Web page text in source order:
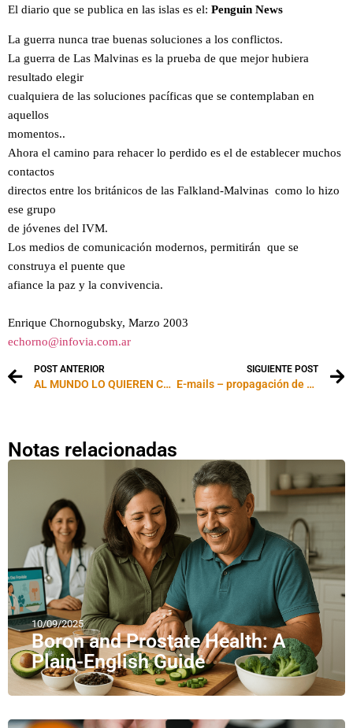
El diario que se publica en las islas es el: Penguin News
La guerra nunca trae buenas soluciones a los conflictos.
La guerra de Las Malvinas es la prueba de que mejor hubiera
resultado elegir
cualquiera de las soluciones pacíficas que se contemplaban en
aquellos
momentos..
Ahora el camino para rehacer lo perdido es el de establecer muchos
contactos
directos entre los británicos de las Falkland-Malvinas como lo hizo
ese grupo
de jóvenes del IVM.
Los medios de comunicación modernos, permitirán que se
construya el puente que
afiance la paz y la convivencia.
Enrique Chornogubsky, Marzo 2003
echorno@infovia.com.ar
POST ANTERIOR
AL MUNDO LO QUIEREN CUADRADO
SIGUIENTE POST
E-mails – propagación de virus
Notas relacionadas
10/09/2025
Boron and Prostate Health: A
Plain-English Guide